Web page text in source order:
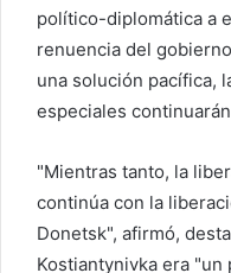
político-diplomática a
renuencia del
una solución pacífica,
especiales
"Mientras tanto, la
continúa con la
Donetsk", afirmó,
Kostiantynivka era